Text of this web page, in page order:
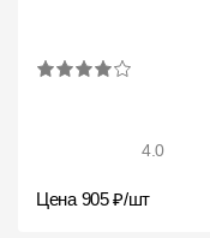
4.0
Цена 905 ₽/шт